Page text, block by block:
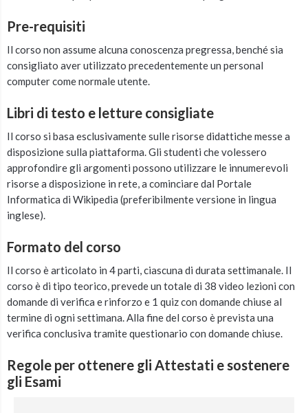
Pre-requisiti
Il corso non assume alcuna conoscenza pregressa, benché sia
consigliato aver utilizzato precedentemente un personal
computer come normale utente.
Libri di testo e letture consigliate
Il corso si basa esclusivamente sulle risorse didattiche messe a
disposizione sulla piattaforma. Gli studenti che volessero
approfondire gli argomenti possono utilizzare le innumerevoli
risorse a disposizione in rete, a cominciare dal Portale
Informatica di Wikipedia (preferibilmente versione in lingua
inglese).
Formato del corso
Il corso è articolato in 4 parti, ciascuna di durata settimanale. Il
corso è di tipo teorico, prevede un totale di 38 video lezioni con
domande di verifica e rinforzo e 1 quiz con domande chiuse al
termine di ogni settimana. Alla fine del corso è prevista una
verifica conclusiva tramite questionario con domande chiuse.
Regole per ottenere gli Attestati e sostenere
gli Esami